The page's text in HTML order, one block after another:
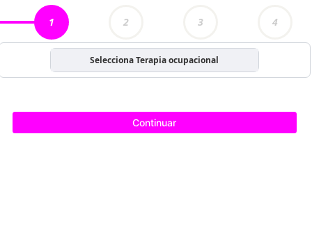
1 2 3 4
Selecciona Terapia ocupacional
Continuar